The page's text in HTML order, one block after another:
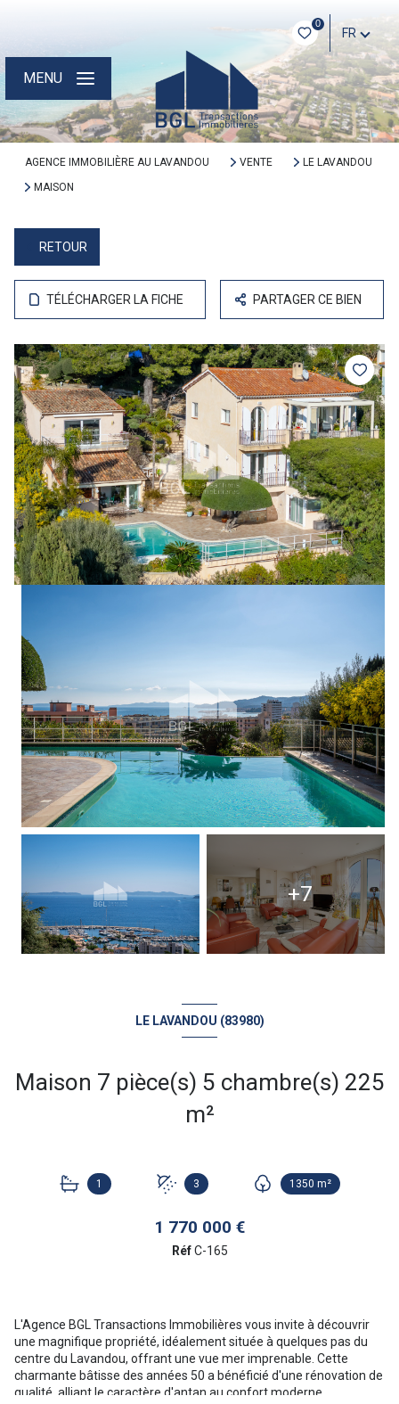
0
FR
MENU
AGENCE IMMOBILIÈRE AU LAVANDOU VENTE
LE LAVANDOU
MAISON
RETOUR
TÉLÉCHARGER LA FICHE PARTAGER CE BIEN
+7
LE LAVANDOU (83980)
Maison 7 pièce(s) 5 chambre(s) 225
m²
1 3 1350 m²
1 770 000 €
RéfC-165
L'Agence BGL Transactions Immobilières vous invite à découvrir
une magnifique propriété, idéalement située à quelques pas du
centre du Lavandou, offrant une vue mer imprenable. Cette
charmante bâtisse des années 50 a bénéficié d'une rénovation de
qualité, alliant le caractère d'antan au confort moderne.